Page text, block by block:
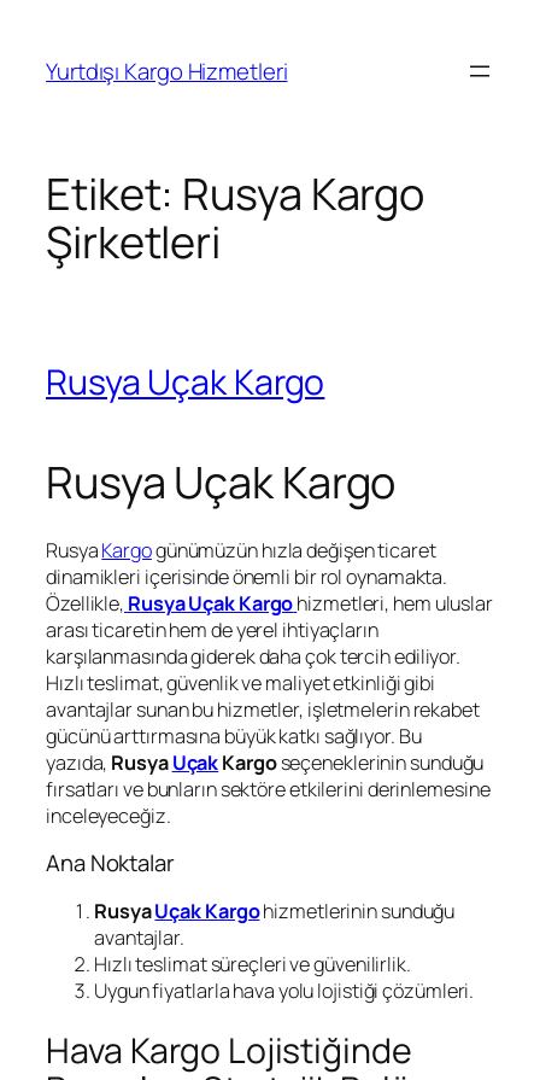
Yurtdışı Kargo Hizmetleri
Etiket: Rusya Kargo
Şirketleri
Rusya Uçak Kargo
Rusya Uçak Kargo
RusyaKargogünümüzün hızla değişen ticaret
dinamikleri içerisinde önemli bir rol oynamakta.
Özellikle, Rusya Uçak Kargohizmetleri, hem uluslar
arası ticaretin hem de yerel ihtiyaçların
karşılanmasında giderek daha çok tercih ediliyor.
Hızlı teslimat, güvenlik ve maliyet etkinliği gibi
avantajlar sunan bu hizmetler, işletmelerin rekabet
gücünü arttırmasına büyük katkı sağlıyor. Bu
yazıda, RusyaUçakKargoseçeneklerinin sunduğu
fırsatları ve bunların sektöre etkilerini derinlemesine
inceleyeceğiz.
Ana Noktalar
RusyaUçak Kargohizmetlerinin sunduğu
avantajlar.
Hızlı teslimat süreçleri ve güvenilirlik.
Uygun fiyatlarla hava yolu lojistiği çözümleri.
Hava Kargo Lojistiğinde